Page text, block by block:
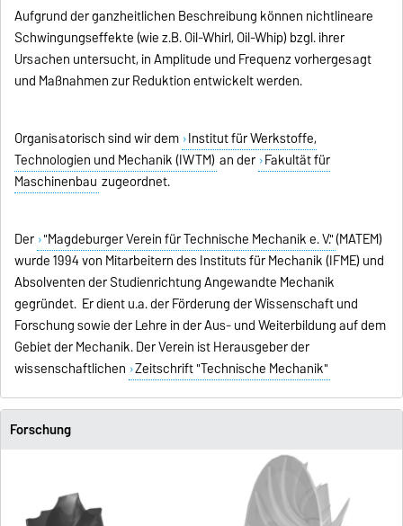
Aufgrund der ganzheitlichen Beschreibung können nichtlineare
Schwingungseffekte (wie z.B. Oil-Whirl, Oil-Whip) bzgl. ihrer
Ursachen untersucht, in Amplitude und Frequenz vorhergesagt
und Maßnahmen zur Reduktion entwickelt werden.
Organisatorisch sind wir dem Institut für Werkstoffe,
Technologien und Mechanik (IWTM) an der Fakultät für
Maschinenbau zugeordnet.
Der "Magdeburger Verein für Technische Mechanik e. V."(MATEM)
wurde 1994 von Mitarbeitern des Instituts für Mechanik (IFME) und
Absolventen der Studienrichtung Angewandte Mechanik
gegründet. Er dient u.a. der Förderung der Wissenschaft und
Forschung sowie der Lehre in der Aus- und Weiterbildung auf dem
Gebiet der Mechanik. Der Verein ist Herausgeber der
wissenschaftlichen Zeitschrift "Technische Mechanik"
Forschung